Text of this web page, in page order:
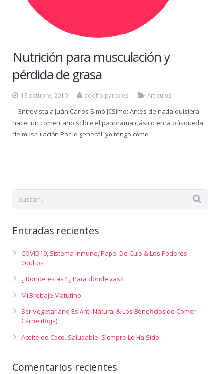
La Farmacia / Puyas
Nutrición para musculación y
pérdida de grasa
13 octubre, 2010 adolfo paredes Artículos
Entrevista a Juán Carlos Simó JCSImo: Antes de nada quisiera
hacer un comentario sobre el panorama clásico en la búsqueda
de musculación Por lo general yo tengo como…
Entradas recientes
COVID19, Sistema Inmune, Papel De Culo & Los Poderes
Ocultos
¿ Donde estas? ¿ Para donde vas?
Mi Brebaje Matutino
Ser Vegetariano Es Anti-Natural & Los Beneficios de Comer
Carne (Roja)
Aceite de Coco, Saludable, Siempre Lo Ha Sido
Comentarios recientes